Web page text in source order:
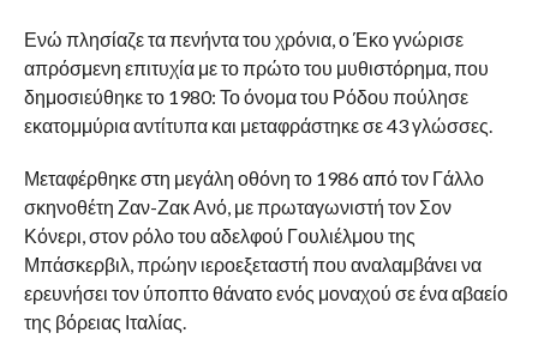
Ενώ πλησίαζε τα πενήντα του χρόνια, ο Έκο γνώρισε
απρόσμενη επιτυχία με το πρώτο του μυθιστόρημα, που
δημοσιεύθηκε το 1980: Το όνομα του Ρόδου πούλησε
εκατομμύρια αντίτυπα και μεταφράστηκε σε 43 γλώσσες.
Μεταφέρθηκε στη μεγάλη οθόνη το 1986 από τον Γάλλο
σκηνοθέτη Ζαν-Ζακ Ανό, με πρωταγωνιστή τον Σον
Κόνερι, στον ρόλο του αδελφού Γουλιέλμου της
Μπάσκερβιλ, πρώην ιεροεξεταστή που αναλαμβάνει να
ερευνήσει τον ύποπτο θάνατο ενός μοναχού σε ένα αβαείο
της βόρειας Ιταλίας.